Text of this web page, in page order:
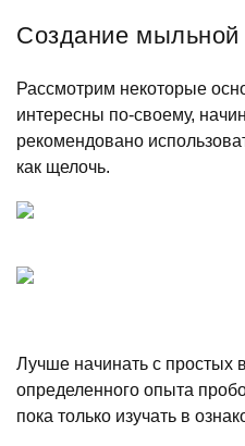
Создание мыльной
Рассмотрим некоторые
интересны по-своему,
рекомендовано
как щелочь.
Лучше начинать с простых
определенного опыта
пока только изучать в